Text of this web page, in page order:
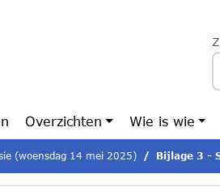
Overzichten Wie is wie
(woensdag 14 mei 2025) Bijlage 3 -